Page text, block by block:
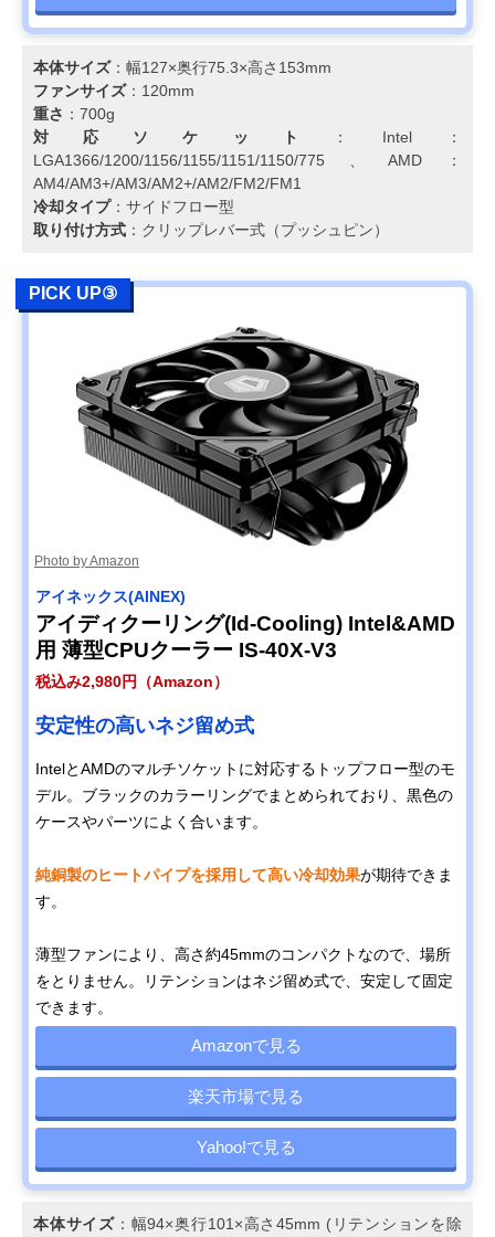
本体サイズ：幅127×奥行75.3×高さ153mm
ファンサイズ：120mm
重さ ：700g
対応ソケット
：Intel：
LGA1366/1200/1156/1155/1151/1150/775、AMD：
AM4/AM3+/AM3/AM2+/AM2/FM2/FM1
冷却タイプ：サイドフロー型
取り付け方式 ：クリップレバー式（プッシュピン）
PICK UP③
Photo by Amazon
アイネックス(AINEX)
アイディクーリング(Id-Cooling) Intel&AMD
用 薄型CPUクーラー IS-40X-V3
税込み2,980円（Amazon）
安定性の高いネジ留め式
IntelとAMDのマルチソケットに対応するトップフロー型のモ
デル。ブラックのカラーリングでまとめられており、黒色の
ケースやパーツによく合います。
純銅製のヒートパイプを採用して高い冷却効果が期待できま
す。
薄型ファンにより、高さ約45mmのコンパクトなので、場所
をとりません。リテンションはネジ留め式で、安定して固定
できます。
Amazonで見る
楽天市場で見る
Yahoo!で見る
本体サイズ：幅94×奥行101×高さ45mm (リテンションを除